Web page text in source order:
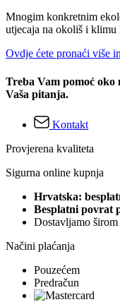
Mnogim konkretnim
utjecaja na okoliš i klimu
Ovdje ćete pronaći više
Treba Vam pomoć oko
Vaša pitanja.
Kontakt
Provjerena kvaliteta
Sigurna online kupnja
Hrvatska:
Besplatni povrat
Dostavljamo širom
Načini plaćanja
Pouzećem
Predračun